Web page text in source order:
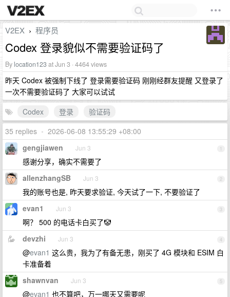
V2EX › 程序员
Codex 登录貌似不需要验证码了
By location123at Jun 3 · 4464 views
昨天 Codex 被强制下线了 登录需要验证码 刚刚经群友提醒 又登录了
一次不需要验证码了 大家可以试试
Codex
登录
验证码
35 replies • 2026-06-08 13:55:29 +08:00
1
gengjiawen Jun 3
感谢分享，确实不需要了
2
allenzhangSB Jun 3
我的账号也是, 昨天要求验证, 今天试了一下, 不要验证了
3
evan1 Jun 3
啊？ 500 的电话卡白买了🤡
4
devzhi Jun 3
@evan1 这么贵，我为了有备无患，刚买了 4G 模块和 ESIM 白
卡准备着
5
shawnvan Jun 3
@evan1 也不算吧，万一哪天又需要呢